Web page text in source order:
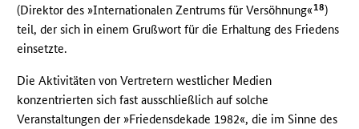
(Direktor des »Internationalen Zentrums für Versöhnung«18)
teil, der sich in einem Grußwort für die Erhaltung des Friedens
einsetzte.
Die Aktivitäten von Vertretern westlicher Medien
konzentrierten sich fast ausschließlich auf solche
Veranstaltungen der »Friedensdekade 1982«, die im Sinne des